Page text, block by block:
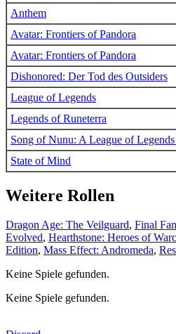
Anthem
Avatar: Frontiers of Pandora
Avatar: Frontiers of Pandora
Dishonored: Der Tod des Outsiders
League of Legends
Legends of Runeterra
Song of Nunu: A League of
State of Mind
Weitere Rollen
Dragon Age: The Veilguard, Final
Evolved, Hearthstone: Heroes of
Edition, Mass Effect: Andromeda,
Keine Spiele gefunden.
Keine Spiele gefunden.